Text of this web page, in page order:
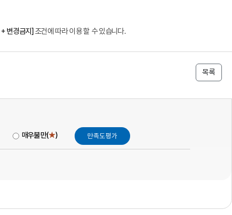
변경금지] 조건에 따라 이용 할 수 있습니다.
목록
매우불만(★)